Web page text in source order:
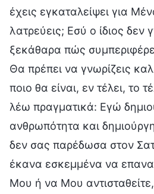
έχεις εγκαταλείψει για
λατρεύεις; Εσύ ο ίδιος δεν
ξεκάθαρα πώς
Θα πρέπει να γνωρίζεις
ποιο θα είναι, εν τέλει, το
λέω πραγματικά: Εγώ
ανθρωπότητα και
δεν σας παρέδωσα στον
έκανα εσκεμμένα να
Μου ή να Μου αντισταθείτε,